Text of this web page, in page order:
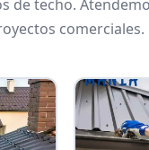
de techo.
comerciales.